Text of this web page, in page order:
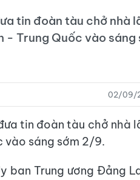
tin đoàn tàu chở nhà
- Trung Quốc vào
02/09/
tin đoàn tàu chở nhà
vào sáng sớm 2/9.
ban Trung ương Đảng